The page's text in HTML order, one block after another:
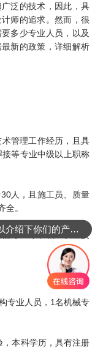
泛的技术，因此，具
师的追求。然而，很
多少专业人员，以及
新的政策，详细解析
管理工作经历，且具
等专业中级以上职称
人，且施工员、质量
。
号工等中级工以上技
业人员，1名机械专
本科学历，具有注册
可以介绍下你们的产品么